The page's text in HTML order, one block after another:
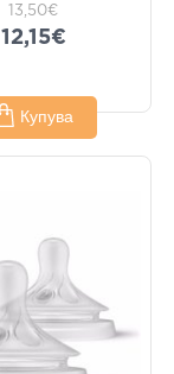
13,50€
12,15€
Купува